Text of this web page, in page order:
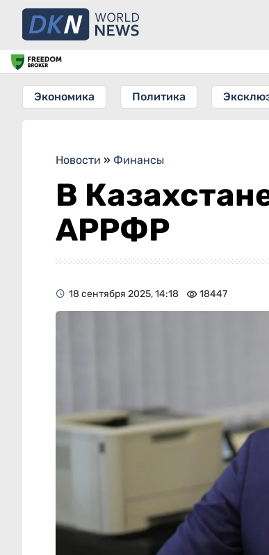
Экономика Политика
Новости » Финансы
В
АРРФР
18 сентября 2025, 14:18 18447